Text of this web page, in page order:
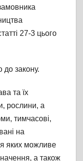
27-3 цього
до закону.
та їх
рослини, а
тимчасові,
на
яких можливе
а також